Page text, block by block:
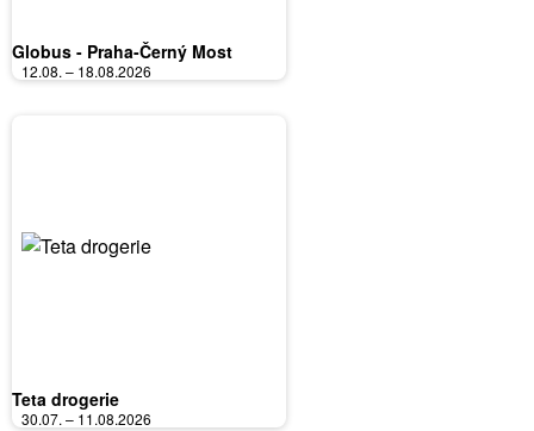
Globus - Praha-Černý Most
12.08. – 18.08.2026
Teta drogerie
30.07. – 11.08.2026